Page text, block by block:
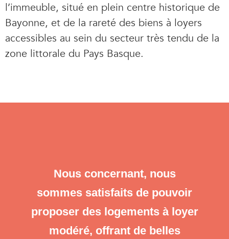
l’immeuble, situé en plein centre historique de
Bayonne, et de la rareté des biens à loyers
accessibles au sein du secteur très tendu de la
zone littorale du Pays Basque.
Nous concernant, nous
sommes satisfaits de pouvoir
proposer des logements à loyer
modéré, offrant de belles